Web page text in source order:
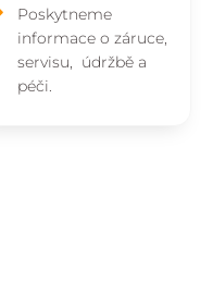
Poskytneme
informace o záruce,
servisu, údržbě a
péči.